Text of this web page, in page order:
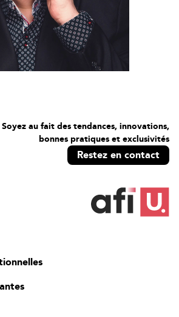
Soyez au fait des tendances, innovations,
bonnes pratiques et exclusivités
Restez en contact